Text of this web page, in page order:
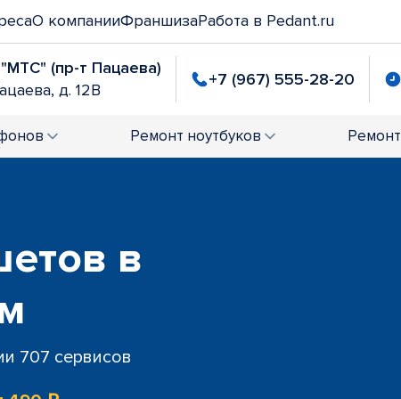
О компанииФраншизаРабота в Pedant.ru
(пр-т Пацаева)
д. 12В
+7 (967) 555-28-20
Ремонт ноутбуков Ремонт
в
707 сервисов